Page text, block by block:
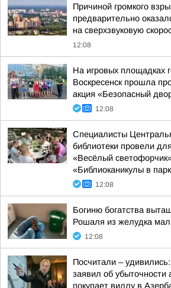
Причиной громкого
предварительно
на сверхзвуковую
12:08
На игровых площадках
Воскресенск прошла
акция «Безопасный
12:08
Специалисты
библиотеки провели
«Весёлый
«Библиоканикулы в
12:08
Богиню богатства
Рошаля из желудка
12:08
Посчитали –
заявил об убыточности
покупает виллу в